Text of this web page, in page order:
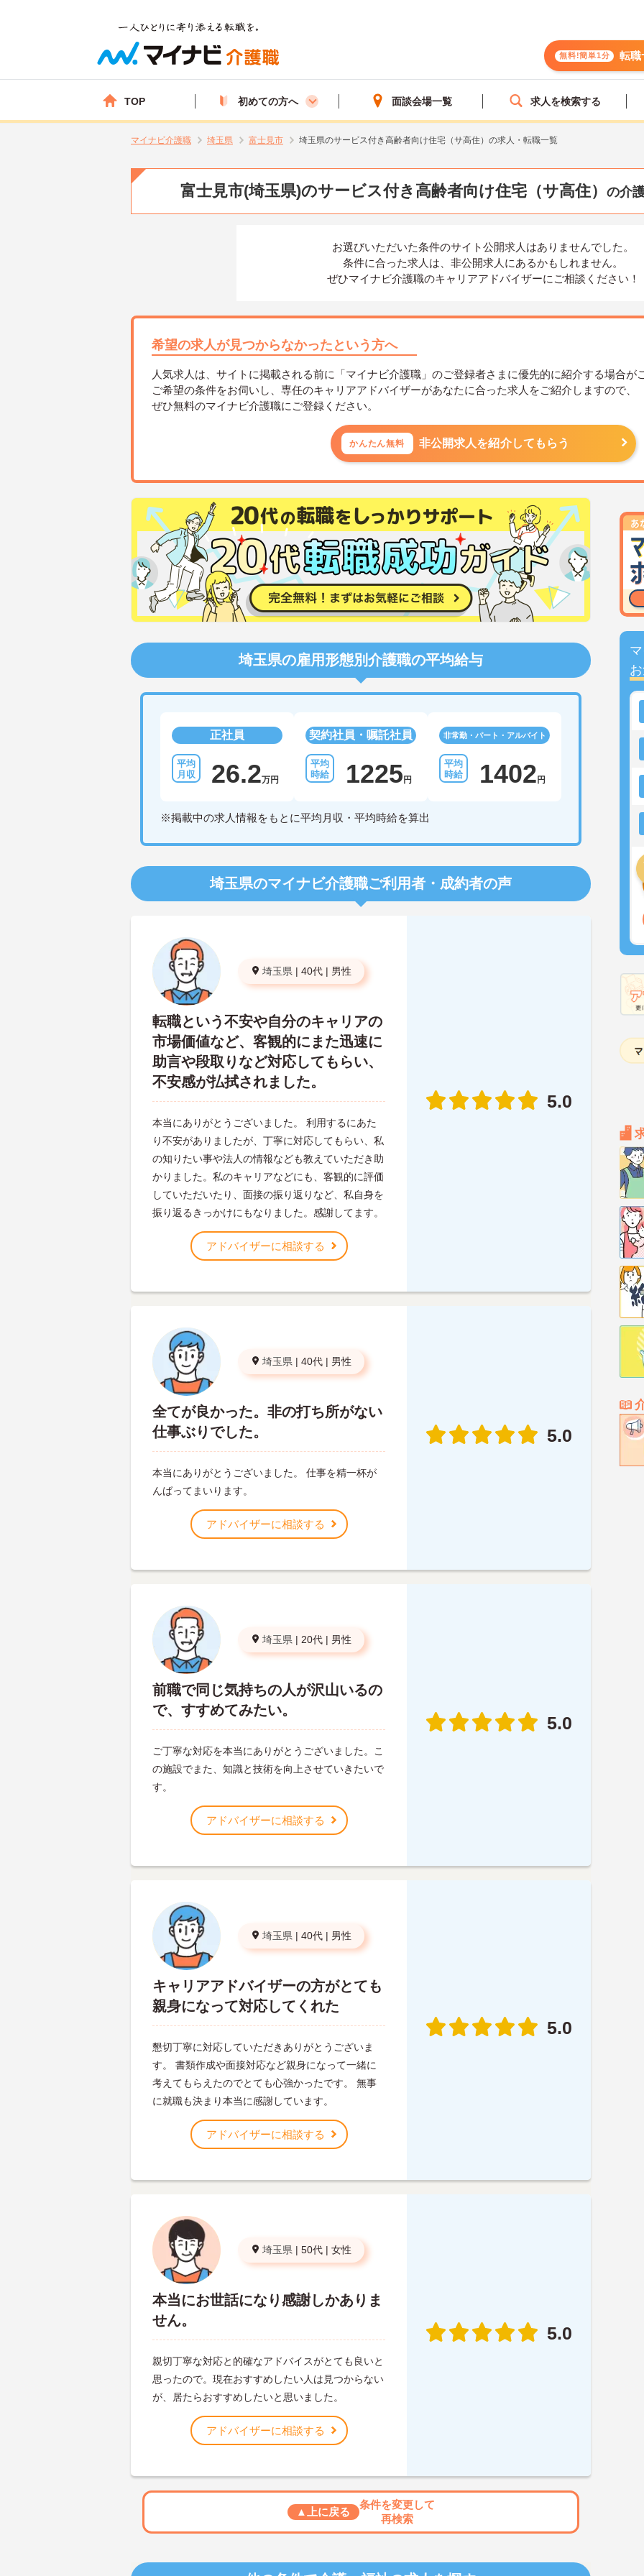
無料!簡単1分 転職
TOP 初めての方へ 面談会場一覧 求人を検索する
マイナビ介護職 埼玉県 富士見市 埼玉県のサービス付き高齢者向け住宅（サ高住）の求人・転職一覧
富士見市(埼玉県)のサービス付き高齢者向け住宅（サ高住） の介
お選びいただいた条件のサイト公開求人はありませんでした。
条件に合った求人は、 非公開求人にあるかもしれません。
ぜひマイナビ介護職のキャリアアドバイザーにご相談ください！
希望の求人が見つからなかったという方へ
人気求人は、サイトに掲載される前に「マイナビ介護職」のご登録者さまに優先的に紹介する場合が
ご希望の条件をお伺いし、専任のキャリアアドバイザーがあなたに合った求人をご紹介しますので、
ぜひ無料のマイナビ介護職にご登録ください。
かんたん無料 非公開求人を紹介してもらう
埼玉県の雇用形態別介護職の平均給与
正社員
26.2万円
契約社員・嘱託社員
1225 円
非常勤・パート・アルバイト
1402 円
※掲載中の求人情報をもとに平均月収・平均時給を算出
埼玉県のマイナビ介護職ご利用者・成約者の声
埼玉県 | 40代 | 男性
転職という不安や自分のキャリアの
市場価値など、客観的にまた迅速に
助言や段取りなど対応してもらい、
不安感が払拭されました。
本当にありがとうございました。 利用するにあた
り不安がありましたが、丁寧に対応してもらい、私
の知りたい事や法人の情報なども教えていただき助
かりました。私のキャリアなどにも、客観的に評価
していただいたり、面接の振り返りなど、私自身を
振り返るきっかけにもなりました。感謝してます。
アドバイザーに相談する
5.0
埼玉県 | 40代 | 男性
全てが良かった。非の打ち所がない
仕事ぶりでした。
本当にありがとうございました。 仕事を精一杯が
んばってまいります。
アドバイザーに相談する
5.0
埼玉県 | 20代 | 男性
前職で同じ気持ちの人が沢山いるの
で、すすめてみたい。
ご丁寧な対応を本当にありがとうございました。こ
の施設でまた、知識と技術を向上させていきたいで
す。
アドバイザーに相談する
5.0
埼玉県 | 40代 | 男性
キャリアアドバイザーの方がとても
親身になって対応してくれた
懇切丁寧に対応していただきありがとうございま
す。 書類作成や面接対応など親身になって一緒に
考えてもらえたのでとても心強かったです。 無事
に就職も決まり本当に感謝しています。
アドバイザーに相談する
5.0
埼玉県 | 50代 | 女性
本当にお世話になり感謝しかありま
せん。
親切丁寧な対応と的確なアドバイスがとても良いと
思ったので。現在おすすめしたい人は見つからない
が、居たらおすすめしたいと思いました。
アドバイザーに相談する
5.0
▲上に戻る
条件を変更して
再検索